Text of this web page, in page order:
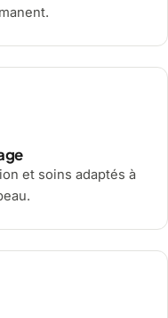
et soins adaptés à